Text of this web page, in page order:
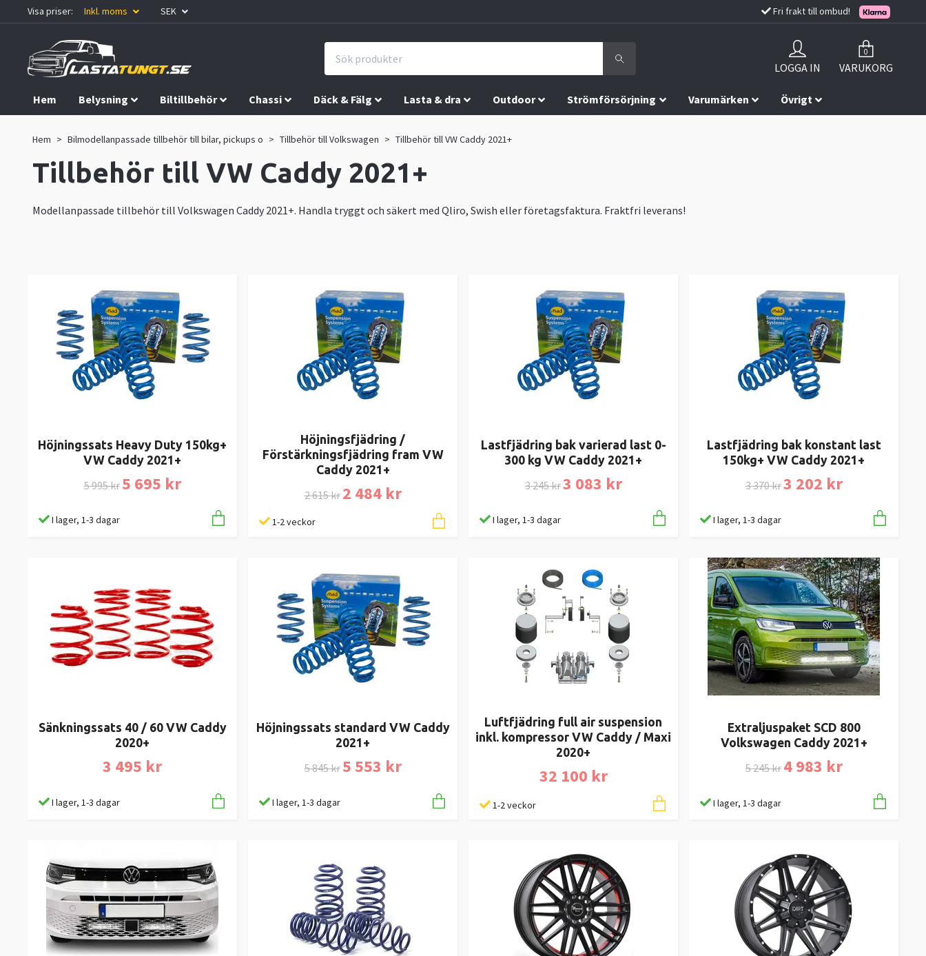
Visa priser: Inkl. moms SEK Fri frakt till ombud!
LOGGA IN
0
VARUKORG
Hem Belysning Biltillbehör Chassi Däck & Fälg Lasta & dra Outdoor Strömförsörjning Varumärken Övrigt
Hem Bilmodellanpassade tillbehör till bilar, pickups o Tillbehör till Volkswagen Tillbehör till VW Caddy 2021+
Tillbehör till VW Caddy 2021+
Modellanpassade tillbehör till Volkswagen Caddy 2021+. Handla tryggt och säkert med Qliro, Swish eller företagsfaktura. Fraktfri leverans!
Höjningssats Heavy Duty 150kg+
VW Caddy 2021+
5 995 kr 5 695 kr
I lager, 1-3 dagar
Höjningsfjädring /
Förstärkningsfjädring fram VW
Caddy 2021+
2 615 kr 2 484 kr
1-2 veckor
Lastfjädring bak varierad last 0-
300 kg VW Caddy 2021+
3 245 kr3 083 kr
I lager, 1-3 dagar
Lastfjädring bak konstant last
150kg+ VW Caddy 2021+
3 370 kr3 202 kr
I lager, 1-3 dagar
Sänkningssats 40 / 60 VW Caddy
2020+
3 495 kr
I lager, 1-3 dagar
Höjningssats standard VW Caddy
2021+
5 845 kr 5 553 kr
I lager, 1-3 dagar
Luftfjädring full air suspension
inkl. kompressor VW Caddy / Maxi
2020+
32 100 kr
1-2 veckor
Extraljuspaket SCD 800
Volkswagen Caddy 2021+
5 245 kr 4 983 kr
I lager, 1-3 dagar